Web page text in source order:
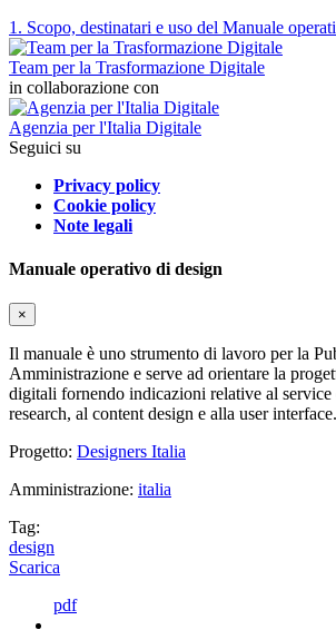
1. Scopo, destinatari e uso del Manuale
Team per la Trasformazione Digitale
in collaborazione con
Agenzia per l'Italia Digitale
Seguici su
Privacy policy
Cookie policy
Note legali
Manuale operativo di design
×
Il manuale è uno strumento di lavoro per la
Amministrazione e serve ad orientare la
digitali fornendo indicazioni relative al service
research, al content design e alla user interface.
Progetto: Designers Italia
Amministrazione: italia
Tag:
design
Scarica
pdf